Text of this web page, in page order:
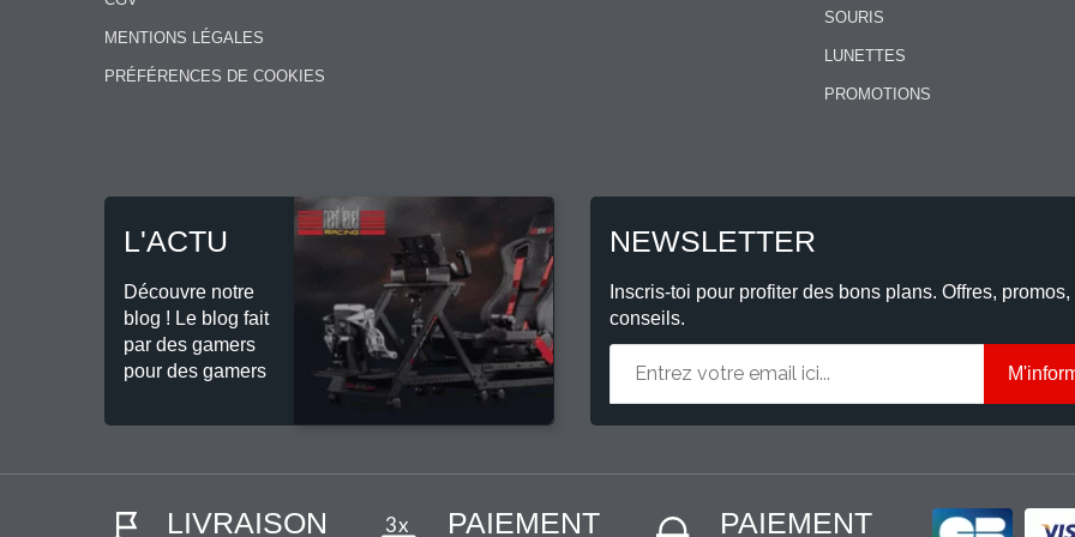
MENTIONS LÉGALES
PRÉFÉRENCES DE COOKIES
SOURIS
LUNETTES
PROMOTIONS
L'ACTU
Découvre notre
blog ! Le blog fait
par des gamers
pour des gamers
NEWSLETTER
Inscris-toi pour profiter des bons plans. Offres, promos,
conseils.
LIVRAISON
PAIEMENT
PAIEMENT